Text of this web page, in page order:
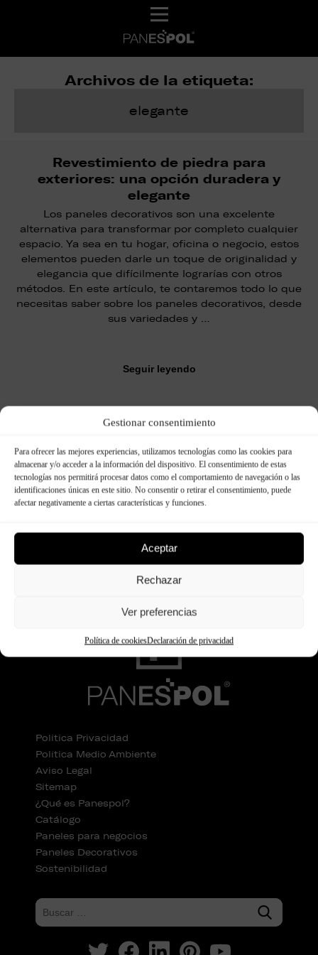
Gestionar consentimiento
Para ofrecer las mejores experiencias, utilizamos tecnologías como las cookies para
almacenar y/o acceder a la información del dispositivo. El consentimiento de estas
tecnologías nos permitirá procesar datos como el comportamiento de navegación o las
identificaciones únicas en este sitio. No consentir o retirar el consentimiento, puede
afectar negativamente a ciertas características y funciones.
Aceptar
Rechazar
Ver preferencias
Política de cookiesDeclaración de privacidad
Archivos de la etiqueta:
elegante
Revestimiento de piedra para
exteriores: una opción duradera y
elegante
Los paneles decorativos son una excelente
alternativa para transformar por completo cualquier
espacio. Ya sea en tu hogar, oficina o negocio, estos
elementos pueden darle un toque de originalidad y
elegancia que difícilmente lograrías con otros
métodos. En este artículo, te contaremos todo lo que
necesitas saber sobre los paneles decorativos, desde
sus variedades y …
Seguir leyendo
Política Privacidad
Política Medio Ambiente
Aviso Legal
Sitemap
¿Qué es Panespol?
Catálogo
Paneles para negocios
Paneles Decorativos
Sostenibilidad